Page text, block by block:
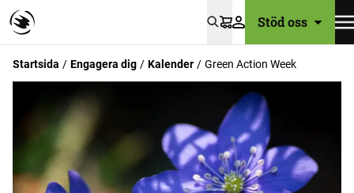
VarukorgStöd oss
Startsida Engagera dig Kalender Green Action Week